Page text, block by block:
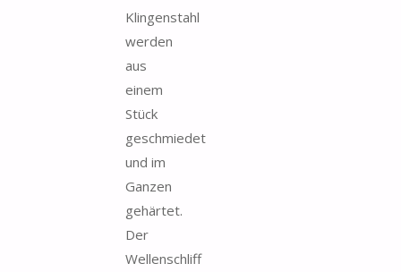
Klingenstahl
werden
aus
einem
Stück
geschmiedet
und im
Ganzen
gehärtet.
Der
Wellenschliff